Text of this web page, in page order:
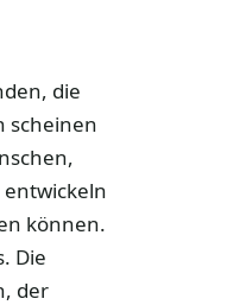
die
scheinen
können.
Die
der